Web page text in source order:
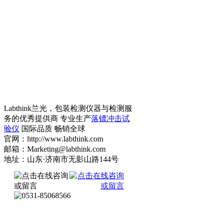
Labthink兰光，包装检测仪器与检测服
务的优秀提供商 专业生产落镖冲击试
验仪 国际品质 畅销全球
官网：http://www.labthink.com
邮箱：Marketing@labthink.com
地址：山东·济南市无影山路144号